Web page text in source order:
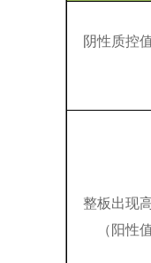
阴性质控
整板出现
（阳性